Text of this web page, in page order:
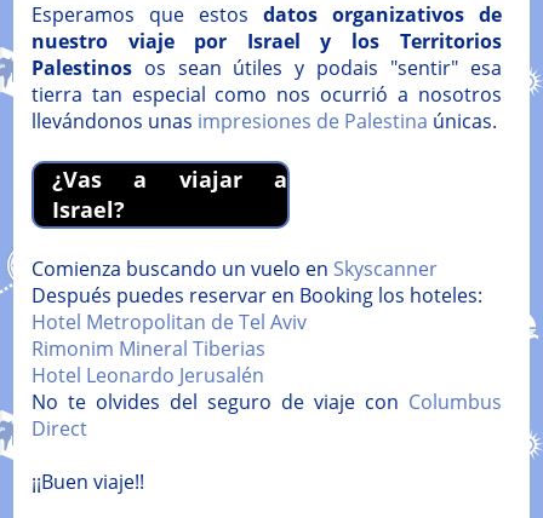
Esperamos que estos datos organizativos de
nuestro viaje por Israel y los Territorios
Palestinosos sean útiles y podais "sentir" esa
tierra tan especial como nos ocurrió a nosotros
llevándonos unas impresiones de Palestina únicas.
¿Vas a viajar a
Israel?
Comienza buscando un vuelo en Skyscanner
Después puedes reservar en Booking los hoteles:
Hotel Metropolitan de Tel Aviv
Rimonim Mineral Tiberias
Hotel Leonardo Jerusalén
No te olvides del seguro de viaje con Columbus
Direct
¡¡Buen viaje!!